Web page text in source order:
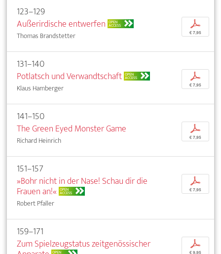
123–129
Außerirdische entwerfen OPEN
ACCESS
Thomas Brandstetter
p
€ 7,95
131–140
Potlatsch und Verwandtschaft OPEN
ACCESS
Klaus Hamberger
p
€ 7,95
141–150
The Green Eyed Monster Game
Richard Heinrich
p
€ 7,95
151–157
»Bohr nicht in der Nase! Schau dir die
Frauen an!« OPEN
ACCESS
Robert Pfaller
p
€ 7,95
159–171
Zum Spielzeugstatus zeitgenössischer
OPEN
p
€ 9,95